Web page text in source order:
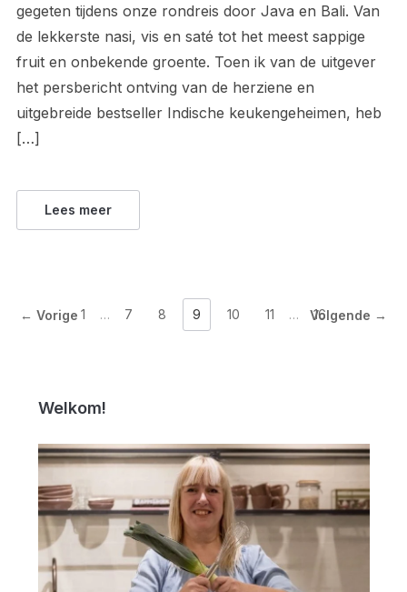
gegeten tijdens onze rondreis door Java en Bali. Van
de lekkerste nasi, vis en saté tot het meest sappige
fruit en onbekende groente. Toen ik van de uitgever
het persbericht ontving van de herziene en
uitgebreide bestseller Indische keukengeheimen, heb
[…]
Lees meer
← Vorige 1 … 7 8 9 10 11 … 16
Volgende →
Welkom!